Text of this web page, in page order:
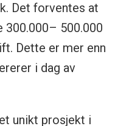
Det forventes at
300.000– 500.000
Dette er mer enn
i dag av
unikt prosjekt i